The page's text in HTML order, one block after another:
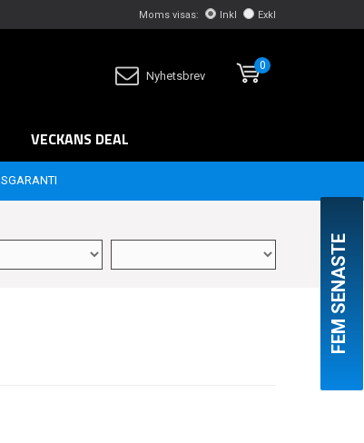
Moms visas: Inkl Exkl
Nyhetsbrev
0
VECKANS DEAL
FEM SENASTE